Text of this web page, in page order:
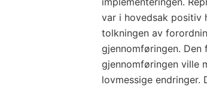
var i hovedsak positiv
tolkningen av
gjennomføringen.
gjennomføringen ville
lovmessige